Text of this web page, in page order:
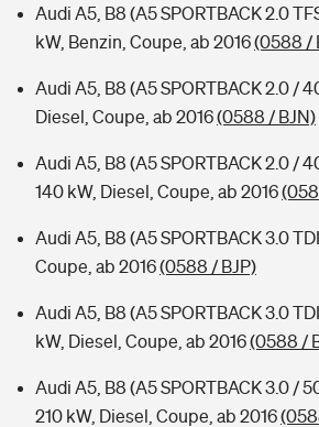
Audi A5, B8 (A5 SPORTBACK 2.0
kW, Benzin, Coupe, ab 2016(0588 /
Audi A5, B8 (A5 SPORTBACK 2.0 /
Diesel, Coupe, ab 2016(0588 / BJN)
Audi A5, B8 (A5 SPORTBACK 2.0 /
140 kW, Diesel, Coupe, ab 2016
Audi A5, B8 (A5 SPORTBACK 3.0
Coupe, ab 2016(0588 / BJP)
Audi A5, B8 (A5 SPORTBACK 3.0
kW, Diesel, Coupe, ab 2016(0588 /
Audi A5, B8 (A5 SPORTBACK 3.0 /
210 kW, Diesel, Coupe, ab 2016